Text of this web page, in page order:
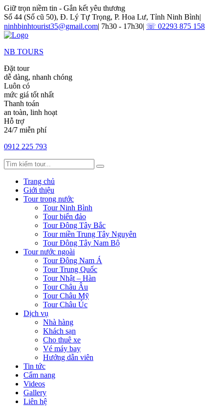
Giữ trọn niềm tin - Gắn kết yêu thương
Số 44 (Số cũ 50), Đ. Lý Tự Trọng, P. Hoa Lư, Tỉnh Ninh Bình|
ninhbinhtourist35@gmail.com| 7h30 - 17h30| ☏ 02293 875 158
NB TOURS
Đặt tour
dễ dàng, nhanh chóng
Luôn có
mức giá tốt nhất
Thanh toán
an toàn, linh hoạt
Hỗ trợ
24/7 miễn phí
0912 225 793
Trang chủ
Giới thiệu
Tour trong nước
Tour Ninh Bình
Tour biển đảo
Tour Đông Tây Bắc
Tour miền Trung Tây Nguyên
Tour Đông Tây Nam Bộ
Tour nước ngoài
Tour Đông Nam Á
Tour Trung Quốc
Tour Nhật – Hàn
Tour Châu Âu
Tour Châu Mỹ
Tour Châu Úc
Dịch vụ
Nhà hàng
Khách sạn
Cho thuê xe
Vé máy bay
Hướng dẫn viên
Tin tức
Cẩm nang
Videos
Gallery
Liên hệ